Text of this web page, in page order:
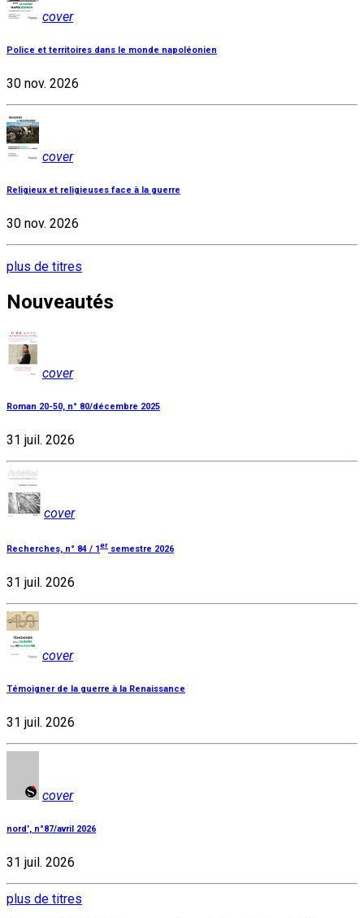
cover
Police et territoires dans le monde napoléonien
30 nov. 2026
cover
Religieux et religieuses face à la guerre
30 nov. 2026
plus de titres
Nouveautés
cover
Roman 20-50, n° 80/décembre 2025
31 juil. 2026
cover
Recherches, n° 84 / 1er semestre 2026
31 juil. 2026
cover
Témoigner de la guerre à la Renaissance
31 juil. 2026
cover
nord', n°87/avril 2026
31 juil. 2026
plus de titres